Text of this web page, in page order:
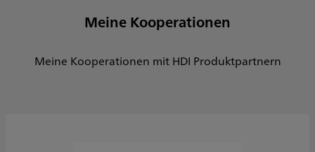
Meine Kooperationen
Meine Kooperationen mit HDI Produktpartnern